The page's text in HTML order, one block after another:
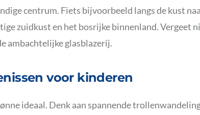
centrum. Fiets bijvoorbeeld langs de kust
zuidkust en het bosrijke binnenland. Vergeet
ambachtelijke glasblazerij.
voor kinderen
ideaal. Denk aan spannende